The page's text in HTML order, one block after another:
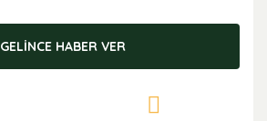
GELİNCE HABER VER